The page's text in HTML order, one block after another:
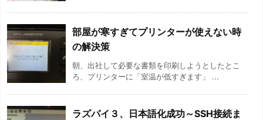
部屋が寒すぎてプリンターが使えない時
の解決策
朝、出社して必要な書類を印刷しようとしたとこ
ろ、プリンターに「室温が低すぎます」 ...
ラズパイ３、日本語化成功～SSH接続ま